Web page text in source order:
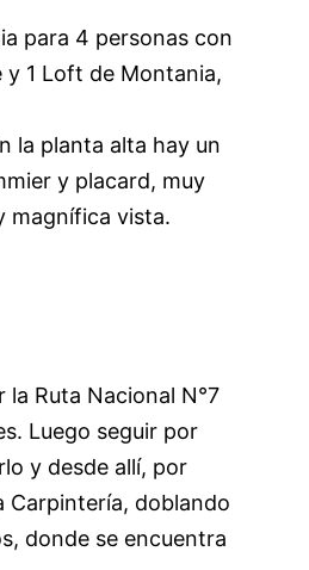
para 4 personas con
1 Loft de Montania,
la planta alta hay un
y placard, muy
magnífica vista.
la Ruta Nacional N°7
Luego seguir por
y desde allí, por
Carpintería, doblando
donde se encuentra